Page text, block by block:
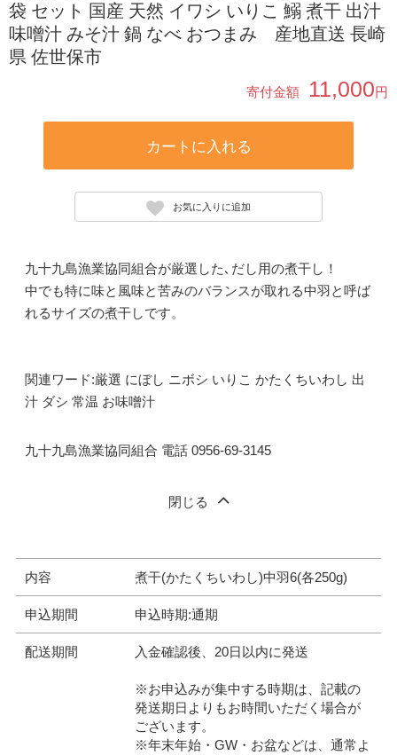
袋 セット 国産 天然 イワシ いりこ 鰯 煮干 出汁
味噌汁 みそ汁 鍋 なべ おつまみ 産地直送 長崎
県 佐世保市
寄付金額 11,000円
カートに入れる
お気に入りに追加
九十九島漁業協同組合が厳選した､だし用の煮干し！
中でも特に味と風味と苦みのバランスが取れる中羽と呼ば
れるサイズの煮干しです。
関連ワード:厳選 にぼし ニボシ いりこ かたくちいわし 出
汁 ダシ 常温 お味噌汁
九十九島漁業協同組合 電話 0956-69-3145
閉じる
内容 煮干(かたくちいわし)中羽6(各250g)
申込期間 申込時期:通期
配送期間 入金確認後、20日以内に発送
※お申込みが集中する時期は、記載の
発送期日よりもお時間いただく場合が
ございます。
※年末年始・GW・お盆などは、通常よ